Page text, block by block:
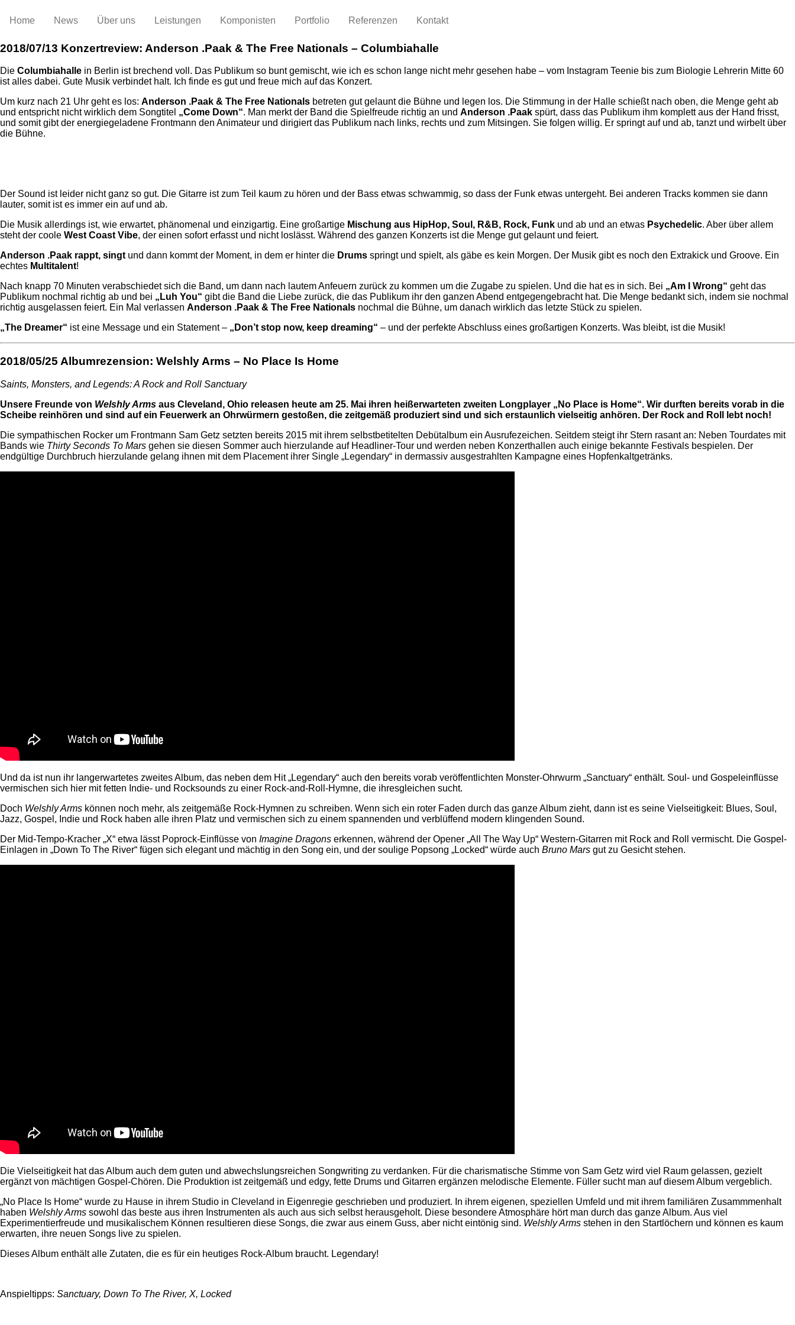
Home News Über uns Leistungen Komponisten Portfolio Referenzen Kontakt
2018/07/13 Konzertreview: Anderson .Paak & The Free Nationals – Columbiahalle
Die Columbiahalle in Berlin ist brechend voll. Das Publikum so bunt gemischt, wie ich es schon lange nicht mehr gesehen habe – vom Instagram Teenie bis zum Biologie Lehrerin Mitte 60
ist alles dabei. Gute Musik verbindet halt. Ich finde es gut und freue mich auf das Konzert.
Um kurz nach 21 Uhr geht es los: Anderson .Paak & The Free Nationals betreten gut gelaunt die Bühne und legen los. Die Stimmung in der Halle schießt nach oben, die Menge geht ab
und entspricht nicht wirklich dem Songtitel „Come Down“. Man merkt der Band die Spielfreude richtig an und Anderson .Paak spürt, dass das Publikum ihm komplett aus der Hand frisst,
und somit gibt der energiegeladene Frontmann den Animateur und dirigiert das Publikum nach links, rechts und zum Mitsingen. Sie folgen willig. Er springt auf und ab, tanzt und wirbelt über
die Bühne.
Der Sound ist leider nicht ganz so gut. Die Gitarre ist zum Teil kaum zu hören und der Bass etwas schwammig, so dass der Funk etwas untergeht. Bei anderen Tracks kommen sie dann
lauter, somit ist es immer ein auf und ab.
Die Musik allerdings ist, wie erwartet, phänomenal und einzigartig. Eine großartige Mischung aus HipHop, Soul, R&B, Rock, Funk und ab und an etwas Psychedelic. Aber über allem
steht der coole West Coast Vibe, der einen sofort erfasst und nicht loslässt. Während des ganzen Konzerts ist die Menge gut gelaunt und feiert.
Anderson .Paak rappt, singtund dann kommt der Moment, in dem er hinter die Drums springt und spielt, als gäbe es kein Morgen. Der Musik gibt es noch den Extrakick und Groove. Ein
echtes Multitalent!
Nach knapp 70 Minuten verabschiedet sich die Band, um dann nach lautem Anfeuern zurück zu kommen um die Zugabe zu spielen. Und die hat es in sich. Bei „Am I Wrong“ geht das
Publikum nochmal richtig ab und bei „Luh You“ gibt die Band die Liebe zurück, die das Publikum ihr den ganzen Abend entgegengebracht hat. Die Menge bedankt sich, indem sie nochmal
richtig ausgelassen feiert. Ein Mal verlassen Anderson .Paak & The Free Nationals nochmal die Bühne, um danach wirklich das letzte Stück zu spielen.
„The Dreamer“ ist eine Message und ein Statement – „Don’t stop now, keep dreaming“ – und der perfekte Abschluss eines großartigen Konzerts. Was bleibt, ist die Musik!
2018/05/25 Albumrezension: Welshly Arms – No Place Is Home
Saints, Monsters, and Legends: A Rock and Roll Sanctuary
Unsere Freunde von Welshly Arms aus Cleveland, Ohio releasen heute am 25. Mai ihren heißerwarteten zweiten Longplayer „No Place is Home“. Wir durften bereits vorab in die
Scheibe reinhören und sind auf ein Feuerwerk an Ohrwürmern gestoßen, die zeitgemäß produziert sind und sich erstaunlich vielseitig anhören. Der Rock and Roll lebt noch!
Die sympathischen Rocker um Frontmann Sam Getz setzten bereits 2015 mit ihrem selbstbetitelten Debütalbum ein Ausrufezeichen. Seitdem steigt ihr Stern rasant an: Neben Tourdates mit
Bands wie Thirty Seconds To Mars gehen sie diesen Sommer auch hierzulande auf Headliner-Tour und werden neben Konzerthallen auch einige bekannte Festivals bespielen. Der
endgültige Durchbruch hierzulande gelang ihnen mit dem Placement ihrer Single „Legendary“ in dermassiv ausgestrahlten Kampagne eines Hopfenkaltgetränks.
Und da ist nun ihr langerwartetes zweites Album, das neben dem Hit „Legendary“ auch den bereits vorab veröffentlichten Monster-Ohrwurm „Sanctuary“ enthält. Soul- und Gospeleinflüsse
vermischen sich hier mit fetten Indie- und Rocksounds zu einer Rock-and-Roll-Hymne, die ihresgleichen sucht.
Doch Welshly Arms können noch mehr, als zeitgemäße Rock-Hymnen zu schreiben. Wenn sich ein roter Faden durch das ganze Album zieht, dann ist es seine Vielseitigkeit: Blues, Soul,
Jazz, Gospel, Indie und Rock haben alle ihren Platz und vermischen sich zu einem spannenden und verblüffend modern klingenden Sound.
Der Mid-Tempo-Kracher „X“ etwa lässt Poprock-Einflüsse von Imagine Dragons erkennen, während der Opener „All The Way Up“ Western-Gitarren mit Rock and Roll vermischt. Die Gospel-
Einlagen in „Down To The River“ fügen sich elegant und mächtig in den Song ein, und der soulige Popsong „Locked“ würde auch Bruno Mars gut zu Gesicht stehen.
Die Vielseitigkeit hat das Album auch dem guten und abwechslungsreichen Songwriting zu verdanken. Für die charismatische Stimme von Sam Getz wird viel Raum gelassen, gezielt
ergänzt von mächtigen Gospel-Chören. Die Produktion ist zeitgemäß und edgy, fette Drums und Gitarren ergänzen melodische Elemente. Füller sucht man auf diesem Album vergeblich.
„No Place Is Home“ wurde zu Hause in ihrem Studio in Cleveland in Eigenregie geschrieben und produziert. In ihrem eigenen, speziellen Umfeld und mit ihrem familiären Zusammmenhalt
haben Welshly Arms sowohl das beste aus ihren Instrumenten als auch aus sich selbst herausgeholt. Diese besondere Atmosphäre hört man durch das ganze Album. Aus viel
Experimentierfreude und musikalischem Können resultieren diese Songs, die zwar aus einem Guss, aber nicht eintönig sind. Welshly Arms stehen in den Startlöchern und können es kaum
erwarten, ihre neuen Songs live zu spielen.
Dieses Album enthält alle Zutaten, die es für ein heutiges Rock-Album braucht. Legendary!
Anspieltipps: Sanctuary, Down To The River, X, Locked